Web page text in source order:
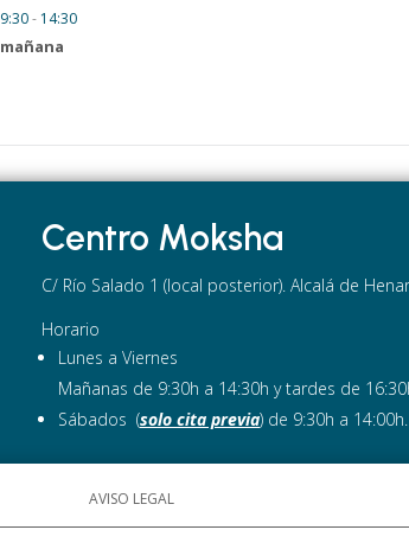
9:30- 14:30
mañana
Centro Moksha
C/ Río Salado 1 (local posterior). Alcalá de
Horario
Lunes a Viernes
Mañanas de 9:30h a 14:30h y tardes de
Sábados (solo cita previa) de 9:30h a 14:00h.
AVISO LEGAL